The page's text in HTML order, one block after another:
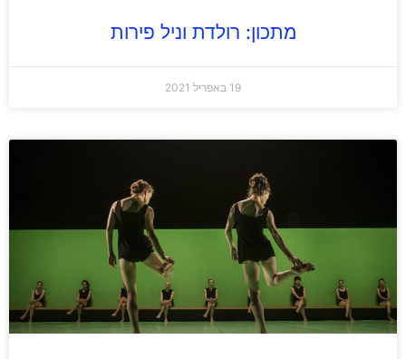
מתכון: רולדת וניל פירות
19 באפריל 2021